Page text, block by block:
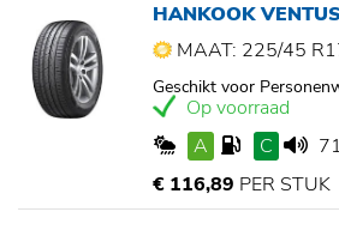
HANKOOK
MAAT: 225/45
Geschikt voor
Op voorraad
A
C
€ 116,89 PER STUK